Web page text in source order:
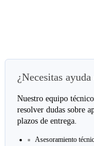
¿Necesitas
Nuestro equipo
resolver dudas sobre
plazos de entrega.
Asesoramiento